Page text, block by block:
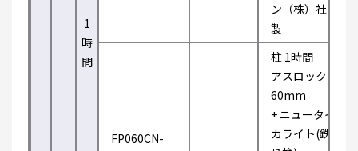
1
時
間
ン（株）社
製
FP060CN-
柱 1時間
アスロック
60mm
+ ニュータイ
カライト(鉄